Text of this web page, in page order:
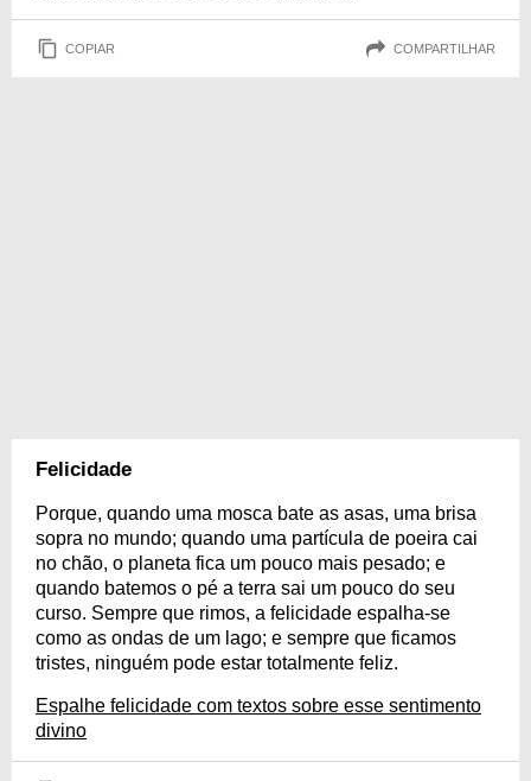
COPIAR COMPARTILHAR
Felicidade
Porque, quando uma mosca bate as asas, uma brisa
sopra no mundo; quando uma partícula de poeira cai
no chão, o planeta fica um pouco mais pesado; e
quando batemos o pé a terra sai um pouco do seu
curso. Sempre que rimos, a felicidade espalha-se
como as ondas de um lago; e sempre que ficamos
tristes, ninguém pode estar totalmente feliz.
Espalhe felicidade com textos sobre esse sentimento
divino